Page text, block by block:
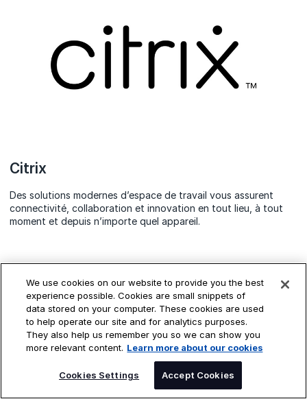
Citrix
Des solutions modernes d’espace de travail vous assurent
connectivité, collaboration et innovation en tout lieu, à tout
moment et depuis n’importe quel appareil.
We use cookies on our website to provide you the best
experience possible. Cookies are small snippets of
data stored on your computer. These cookies are used
to help operate our site and for analytics purposes.
They also help us remember you so we can show you
more relevant content. Learn more about our cookies
Cookies Settings Accept Cookies